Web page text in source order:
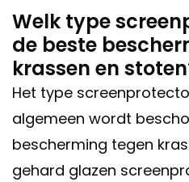
Welk type
de beste
krassen en
Het type
algemeen wordt
bescherming tegen
gehard glazen